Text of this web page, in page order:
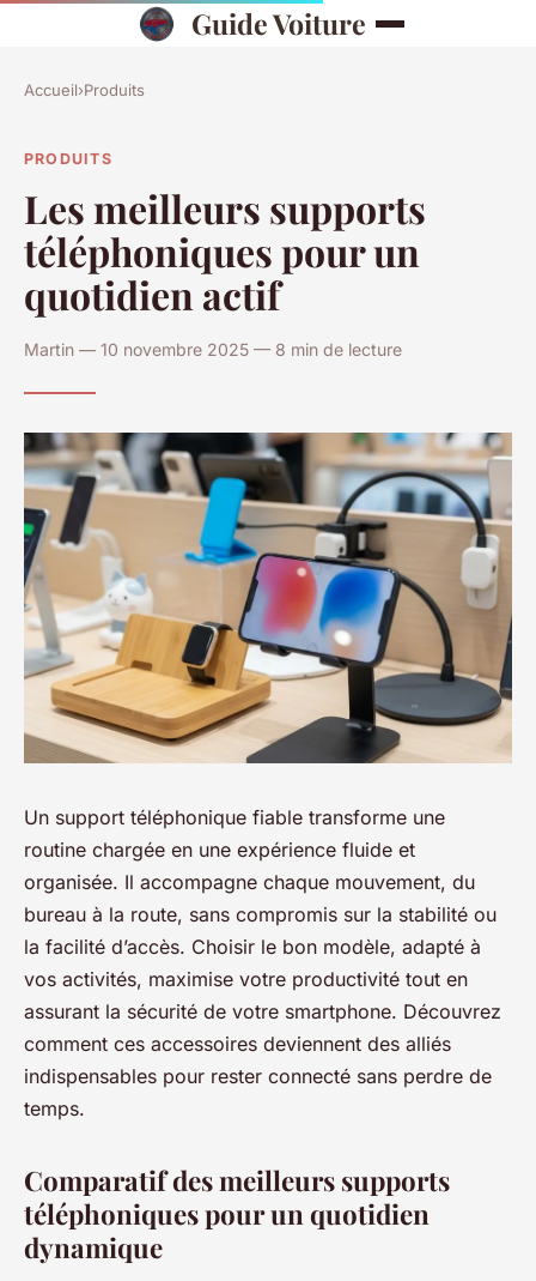
Guide Voiture
Accueil›Produits
PRODUITS
Les meilleurs supports
téléphoniques pour un
quotidien actif
Martin — 10 novembre 2025 — 8 min de lecture
Un support téléphonique fiable transforme une
routine chargée en une expérience fluide et
organisée. Il accompagne chaque mouvement, du
bureau à la route, sans compromis sur la stabilité ou
la facilité d’accès. Choisir le bon modèle, adapté à
vos activités, maximise votre productivité tout en
assurant la sécurité de votre smartphone. Découvrez
comment ces accessoires deviennent des alliés
indispensables pour rester connecté sans perdre de
temps.
Comparatif des meilleurs supports
téléphoniques pour un quotidien
dynamique